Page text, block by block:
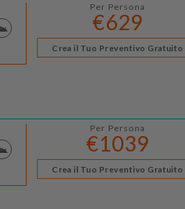
Per Persona
€629
Crea il Tuo Preventivo Gratuito
Per Persona
€1039
Crea il Tuo Preventivo Gratuito